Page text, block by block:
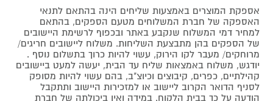
אספקת המוצרים באמצעות שליחים הינה בהתאם לתנאי
האספקה של חברת המשלוחים מטעם הספקים, בהתאם
למחיר דמי המשלוח שנקבע באתר ובכפוף לרשימת היישובים
של הספקים בהן מתבצעת השליחות. משלוח ליישובים חריגים/
מרוחקים/ מעבר לקו הירוק, עשוי להיות כרוך בתשלום נוסף .
יודגש, משלוח באמצאות שליח עד הבית, יעשה למעט ביישובים
קהילתיים, כפרים, קיבוצים וכיוצ"ב, בהם עשוי להיות מסופק
לסניף הדואר הקרוב ליישוב או למזכירות היישוב ותתקבל
הודעה על כך בבית הלקוח. במידה ואין ביכולתה של חברת